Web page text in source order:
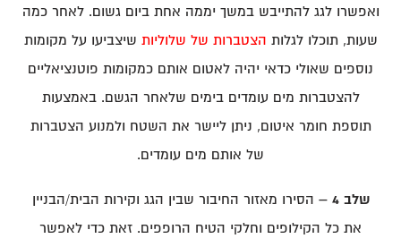
ואפשרו לגג להתייבש במשך יממה אחת ביום גשום. לאחר כמה
שעות, תוכלו לגלות הצטברות של שלוליות שיצביעו על מקומות
נוספים שאולי כדאי יהיה לאטום אותם כמקומות פוטנציאליים
להצטברות מים עומדים בימים שלאחר הגשם. באמצעות
תוספת חומר איטום, ניתן ליישר את השטח ולמנוע הצטברות
של אותם מים עומדים.
שלב 4 –
הסירו מאזור החיבור שבין הגג וקירות הבית/הבניין
את כל הקילופים וחלקי הטיח הרופפים. זאת כדי לאפשר